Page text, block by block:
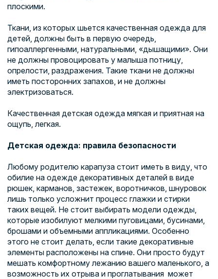
плоскими.
Ткани, из которых шьется качественная одежда для
детей, должны быть в первую очередь,
гипоаллергенными, натуральными, «дышащими». Они
не должны провоцировать у малыша потницу,
опрелости, раздражения. Такие ткани не должны
иметь посторонних запахов, и не должны
электризоваться.
Качественная детская одежда мягкая и приятная на
ощупь, легкая.
Детская одежда: правила безопасности
Любому родителю карапуза стоит иметь в виду, что
обилие на одежде декоративных деталей в виде
рюшек, карманов, застежек, воротничков, шнуровок
лишь только усложнит процесс глажки и стирки
таких вещей. Не стоит выбирать модели одежды,
которые изобилуют мелкими пуговицами, бусинами,
брошами и объемными аппликациями. Особенно
этого не стоит делать, если такие декоративные
элементы расположены на спине. Они просто будут
мешать комфортному лежанию вашего маленького, а
возможность их отрыва и проглатывания может